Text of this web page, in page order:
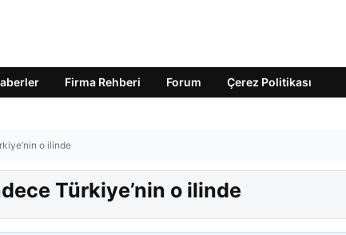
Firma Rehberi Forum Çerez Politikası
o ilinde
Türkiye’nin o ilinde